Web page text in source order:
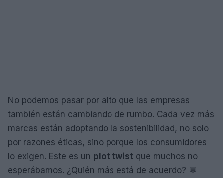
No podemos pasar por alto que las empresas
también están cambiando de rumbo. Cada vez más
marcas están adoptando la sostenibilidad, no solo
por razones éticas, sino porque los consumidores
lo exigen. Este es un plot twist que muchos no
esperábamos. ¿Quién más está de acuerdo? 💬